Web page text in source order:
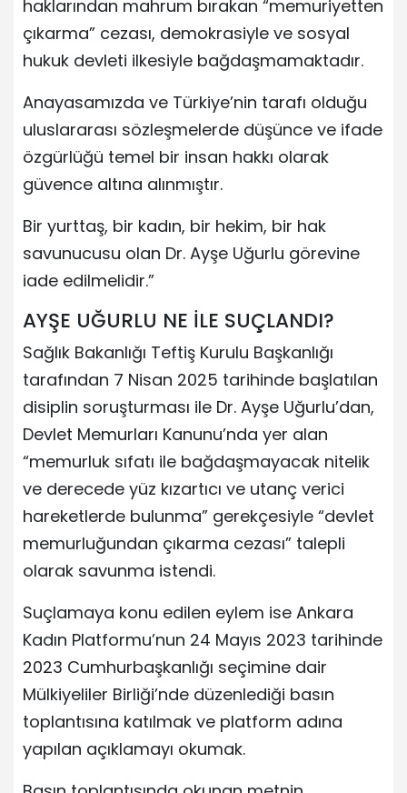
haklarından mahrum bırakan “memuriyetten
çıkarma” cezası, demokrasiyle ve sosyal
hukuk devleti ilkesiyle bağdaşmamaktadır.
Anayasamızda ve Türkiye’nin tarafı olduğu
uluslararası sözleşmelerde düşünce ve ifade
özgürlüğü temel bir insan hakkı olarak
güvence altına alınmıştır.
Bir yurttaş, bir kadın, bir hekim, bir hak
savunucusu olan Dr. Ayşe Uğurlu görevine
iade edilmelidir.”
AYŞE UĞURLU NE İLE SUÇLANDI?
Sağlık Bakanlığı Teftiş Kurulu Başkanlığı
tarafından 7 Nisan 2025 tarihinde başlatılan
disiplin soruşturması ile Dr. Ayşe Uğurlu’dan,
Devlet Memurları Kanunu’nda yer alan
“memurluk sıfatı ile bağdaşmayacak nitelik
ve derecede yüz kızartıcı ve utanç verici
hareketlerde bulunma” gerekçesiyle “devlet
memurluğundan çıkarma cezası” talepli
olarak savunma istendi.
Suçlamaya konu edilen eylem ise Ankara
Kadın Platformu’nun 24 Mayıs 2023 tarihinde
2023 Cumhurbaşkanlığı seçimine dair
Mülkiyeliler Birliği’nde düzenlediği basın
toplantısına katılmak ve platform adına
yapılan açıklamayı okumak.